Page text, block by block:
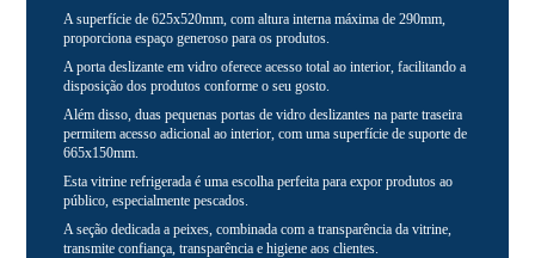
A superfície de 625x520mm, com altura interna máxima de 290mm,
proporciona espaço generoso para os produtos.
A porta deslizante em vidro oferece acesso total ao interior, facilitando a
disposição dos produtos conforme o seu gosto.
Além disso, duas pequenas portas de vidro deslizantes na parte traseira
permitem acesso adicional ao interior, com uma superfície de suporte de
665x150mm.
Esta vitrine refrigerada é uma escolha perfeita para expor produtos ao
público, especialmente pescados.
A seção dedicada a peixes, combinada com a transparência da vitrine,
transmite confiança, transparência e higiene aos clientes.